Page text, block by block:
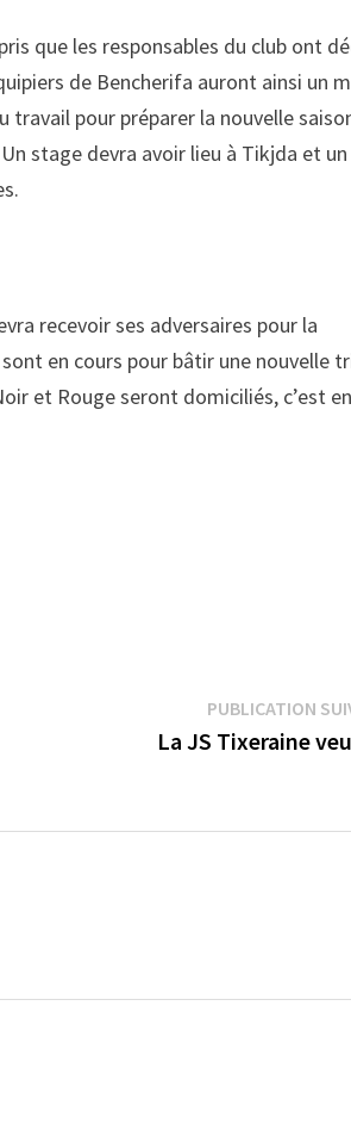
que les responsables du club ont
de Bencherifa auront ainsi un
pour préparer la nouvelle
stage devra avoir lieu à Tikjda et
recevoir ses adversaires pour la
en cours pour bâtir une nouvelle
et Rouge seront domiciliés, c’est
PUBLICATION
La JS Tixeraine